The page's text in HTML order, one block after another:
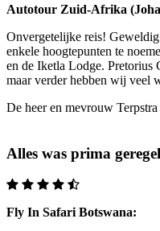
Autotour Zuid-Afrika
Onvergetelijke reis!
enkele hoogtepunten te
en de Iketla Lodge. Pretorius
maar verder hebben wij veel
De heer en mevrouw Terpstra
Alles was prima
Fly In Safari Botswana: